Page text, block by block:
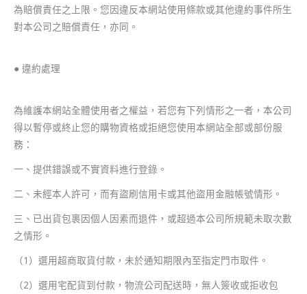
為賠償責任之上限。您因違反本網站使用條款或其他違約事件所生
對本公司之賠償責任，亦同。
● 違約處理
為維護本網站全體使用者之權益，若您有下列情形之一者，本公司
得以暫停或終止您的購物資格或拒絕您使用本網站全部或部份服
務：
一、提供錯誤或不實資料進行登錄。
二、未經本人許可，而有盜刷信用卡或其他盜用金融帳號情形。
三、已出貨包裹因個人因素而退件，或超過本公司所規範未取次數
之情形。
（1）選用超商取貨付款，未於通知期限內至指定門市取件。
（2）選用宅配貨到付款，物流公司配送時，無人簽收或拒收包